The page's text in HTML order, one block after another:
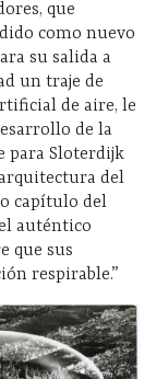
que
como nuevo
su salida a
un traje de
de aire, le
de la
para Sloterdijk
del
capítulo del
auténtico
que sus
respirable.”